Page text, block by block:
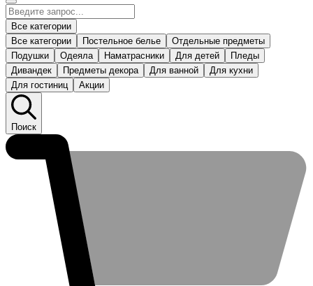
Все категории
Все категории
Постельное белье
Отдельные предметы
Подушки
Одеяла Наматрасники Для детей
Пледы
Дивандек
Предметы декора Для ванной
Для кухни
Для гостиниц
Акции
Поиск